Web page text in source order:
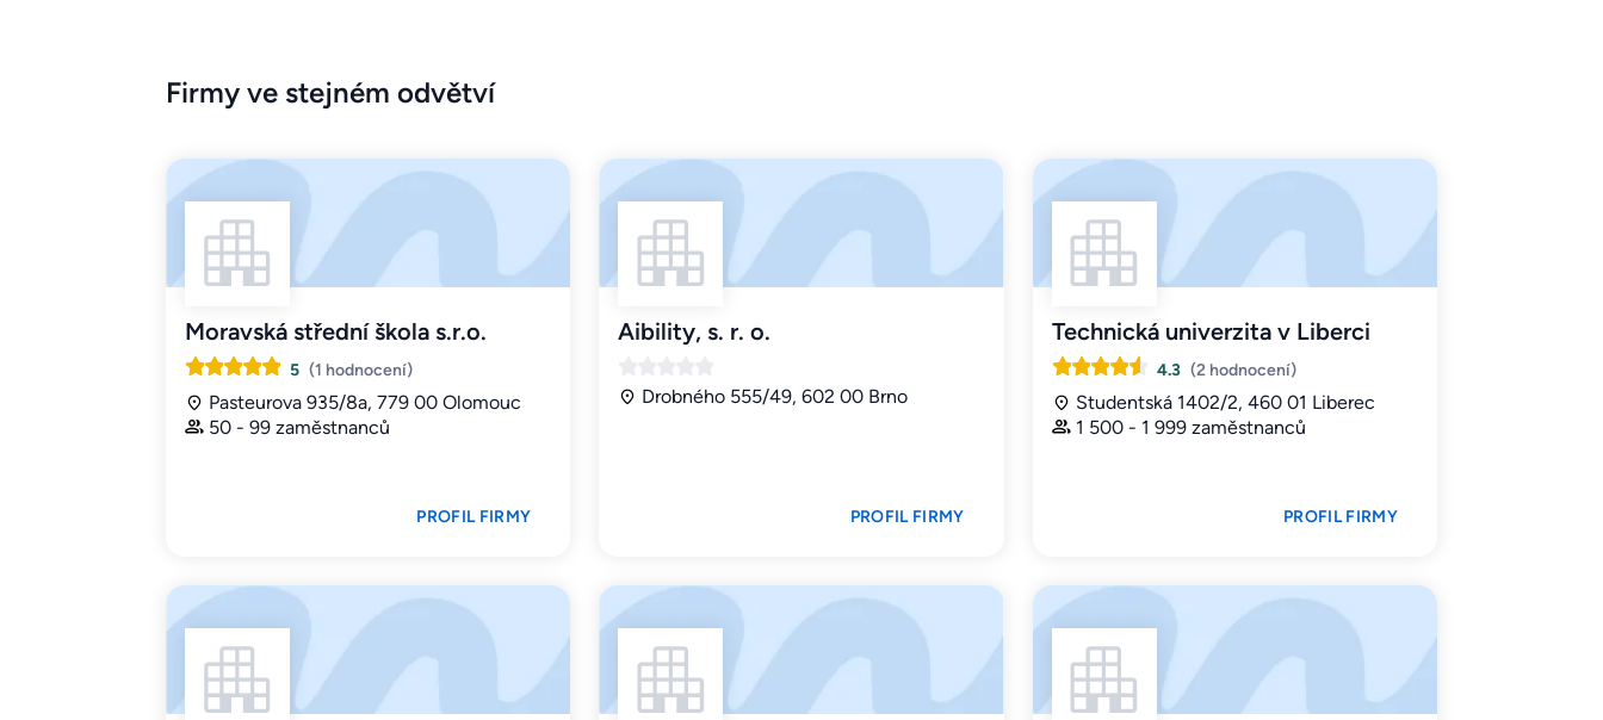
Firmy ve stejném odvětví
Moravská střední škola s.r.o.
5 (1 hodnocení)
Pasteurova 935/8a, 779 00 Olomouc
50 - 99 zaměstnanců
PROFIL FIRMY
Aibility, s. r. o.
Drobného 555/49, 602 00 Brno
PROFIL FIRMY
Technická univerzita v Liberci
4.3 (2 hodnocení)
Studentská 1402/2, 460 01 Liberec
1 500 - 1 999 zaměstnanců
PROFIL FIRMY